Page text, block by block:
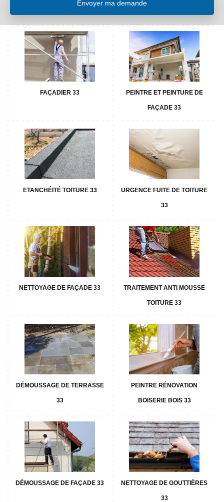
FAÇADIER 33 PEINTRE ET PEINTURE DE
FAÇADE 33
ETANCHÉITÉ TOITURE 33 URGENCE FUITE DE TOITURE
33
NETTOYAGE DE FAÇADE 33 TRAITEMENT ANTI MOUSSE
TOITURE 33
DÉMOUSSAGE DE TERRASSE
33
PEINTRE RÉNOVATION
BOISERIE BOIS 33
DÉMOUSSAGE DE FAÇADE 33 NETTOYAGE DE GOUTTIÈRES
33